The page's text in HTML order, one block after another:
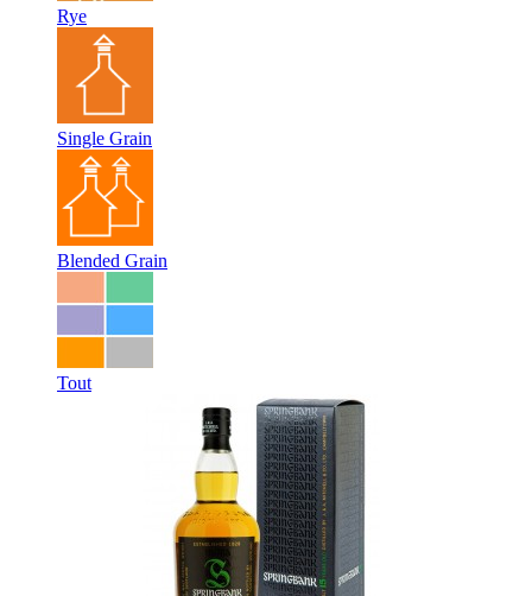
Rye
Single Grain
Blended Grain
Tout